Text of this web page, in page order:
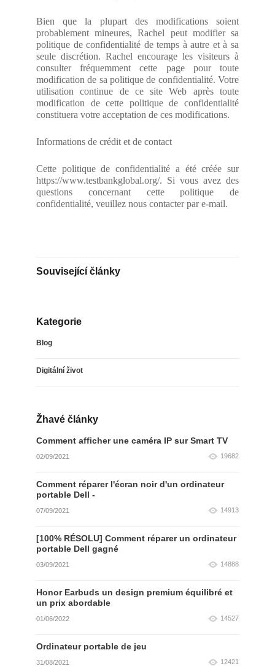
Bien que la plupart des modifications soient
probablement mineures, Rachel peut modifier sa
politique de confidentialité de temps à autre et à sa
seule discrétion. Rachel encourage les visiteurs à
consulter fréquemment cette page pour toute
modification de sa politique de confidentialité. Votre
utilisation continue de ce site Web après toute
modification de cette politique de confidentialité
constituera votre acceptation de ces modifications.
Informations de crédit et de contact
Cette politique de confidentialité a été créée sur
https://www.testbankglobal.org/. Si vous avez des
questions concernant cette politique de
confidentialité, veuillez nous contacter par e-mail.
Související články
Kategorie
Blog
Digitální život
Žhavé články
Comment afficher une caméra IP sur Smart TV
02/09/2021 19682
Comment réparer l'écran noir d'un ordinateur
portable Dell -
07/09/2021 14913
[100% RÉSOLU] Comment réparer un ordinateur
portable Dell gagné
03/09/2021 14888
Honor Earbuds un design premium équilibré et
un prix abordable
01/06/2022 14527
Ordinateur portable de jeu
31/08/2021 12421